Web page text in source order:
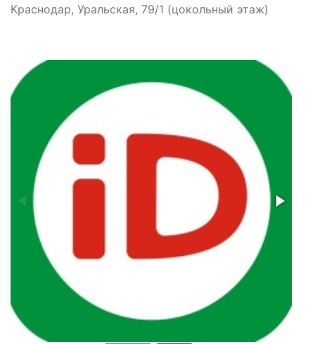
Краснодар, Уральская, 79/1 (цокольный этаж)